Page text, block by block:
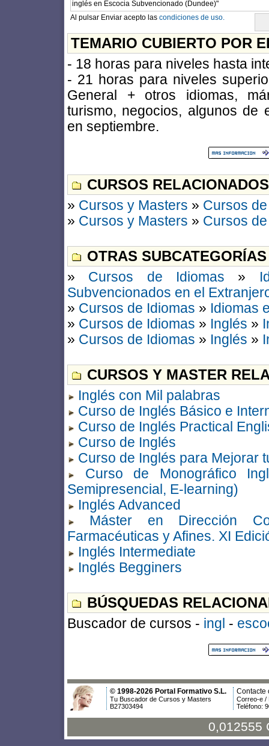
Al pulsar Enviar acepto las condiciones de uso.
TEMARIO CUBIERTO POR
- 18 horas para niveles hasta
- 21 horas para niveles
General + otros idiomas,
turismo, negocios, algunos de
en septiembre.
CURSOS
» Cursos y Masters » Cursos
» Cursos y Masters » Cursos
OTRAS
» Cursos de Idiomas »
Subvencionados en el
» Cursos de Idiomas » Idiomas
» Cursos de Idiomas » Inglés »
» Cursos de Idiomas » Inglés »
CURSOS Y MASTER
Inglés con Mil palabras
Curso de Inglés Básico e
Curso de Inglés Practical
Curso de Inglés
Curso de Inglés para Mejorar
Curso de Monográfico
Semipresencial, E-learning)
Inglés Advanced
Máster en Dirección
Farmacéuticas y Afines. XI
Inglés Intermediate
Inglés Begginers
BÚSQUEDAS
Buscador de cursos - ingl -
© 1998-2026 Portal Formativo S.L.
Tu Buscador de Cursos y Masters
B27303494
Contacte
Correo-e /
Teléfono:
0,012555